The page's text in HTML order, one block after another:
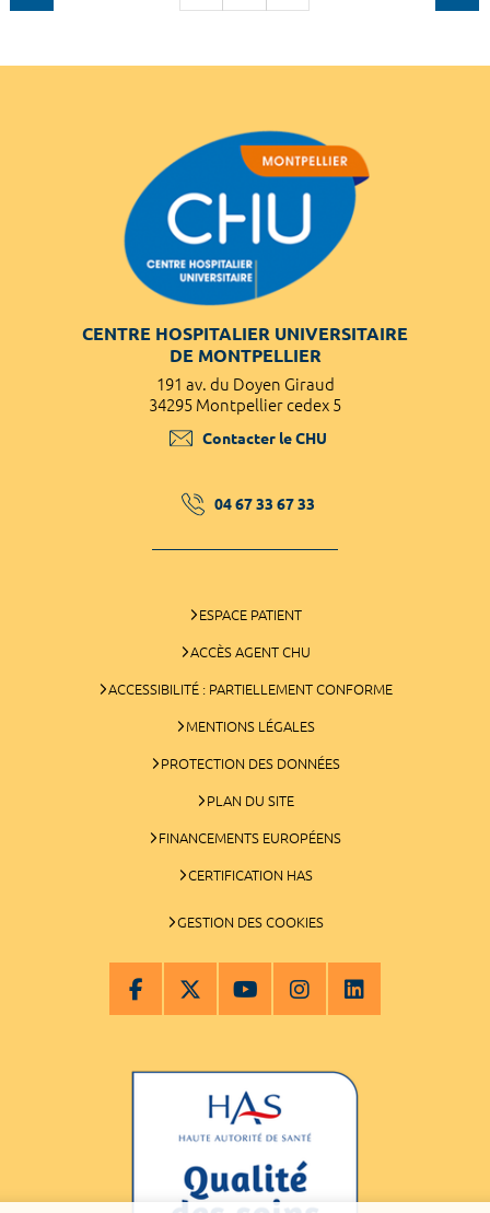
CENTRE HOSPITALIER UNIVERSITAIRE
DE MONTPELLIER
191 av. du Doyen Giraud
34295 Montpellier cedex 5
Contacter le CHU
04 67 33 67 33
ESPACE PATIENT
ACCÈS AGENT CHU
ACCESSIBILITÉ : PARTIELLEMENT CONFORME
MENTIONS LÉGALES
PROTECTION DES DONNÉES
PLAN DU SITE
FINANCEMENTS EUROPÉENS
CERTIFICATION HAS
GESTION DES COOKIES